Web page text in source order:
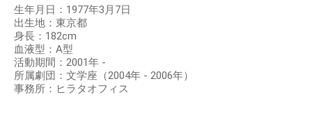
生年月日：1977年3月7日
出生地：東京都
身長：182cm
血液型：A型
活動期間：2001年 -
所属劇団：文学座（2004年 - 2006年）
事務所：ヒラタオフィス